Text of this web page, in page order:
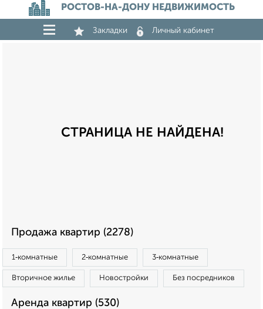
РОСТОВ-НА-ДОНУ НЕДВИЖИМОСТЬ
Закладки Личный кабинет
СТРАНИЦА НЕ НАЙДЕНА!
Продажа квартир (2278)
1‑комнатные 2‑комнатные 3‑комнатные
Вторичное жилье Новостройки Без посредников
Аренда квартир (530)